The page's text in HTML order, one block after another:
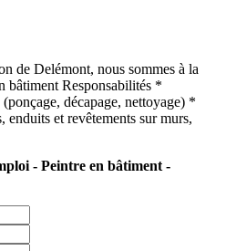
de Delémont, nous sommes à la
bâtiment Responsabilités *
décapage, nettoyage) *
et revêtements sur murs,
- Peintre en bâtiment -